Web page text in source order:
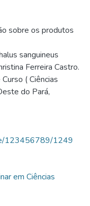
sobre os produtos
sanguineus
Ferreira Castro.
( Ciências
do Pará,
123456789/1249
em Ciências